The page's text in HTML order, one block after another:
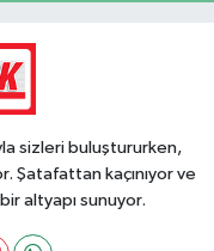
sizleri buluştururken,
Şatafattan kaçınıyor ve
altyapı sunuyor.